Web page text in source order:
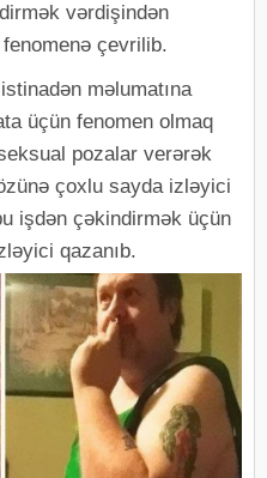
vərdişindən
çevrilib.
məlumatına
üçün fenomen olmaq
pozalar verərək
çoxlu sayda izləyici
işdən çəkindirmək üçün
qazanıb.